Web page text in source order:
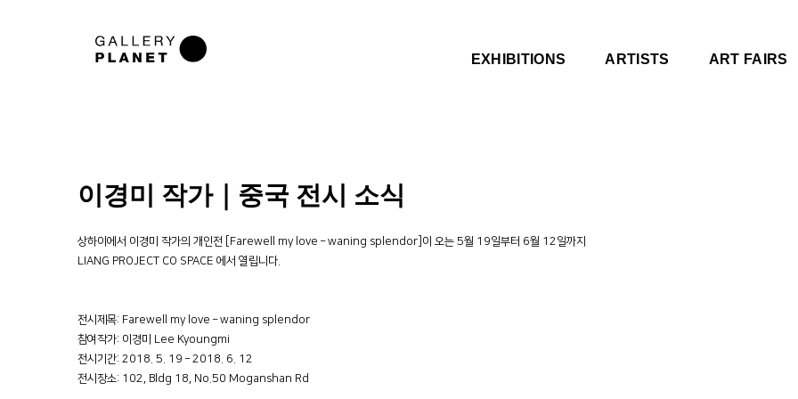
EXHIBITIONS ARTISTS ART FAIRS
이경미 작가｜중국 전시 소식
상하이에서 이경미 작가의 개인전 [Farewell my love – waning splendor]이 오는 5월 19일부터 6월 12일까지
LIANG PROJECT CO SPACE 에서 열립니다.
전시제목: Farewell my love – waning splendor
참여작가: 이경미 Lee Kyoungmi
전시기간: 2018. 5. 19 – 2018. 6. 12
전시장소: 102, Bldg 18, No.50 Moganshan Rd